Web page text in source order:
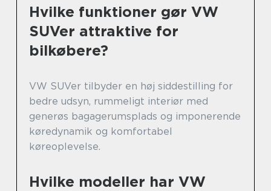
Hvilke funktioner gør VW
SUVer attraktive for
bilkøbere?
VW SUVer tilbyder en høj siddestilling for
bedre udsyn, rummeligt interiør med
generøs bagagerumsplads og imponerende
køredynamik og komfortabel
køreoplevelse.
Hvilke modeller har VW